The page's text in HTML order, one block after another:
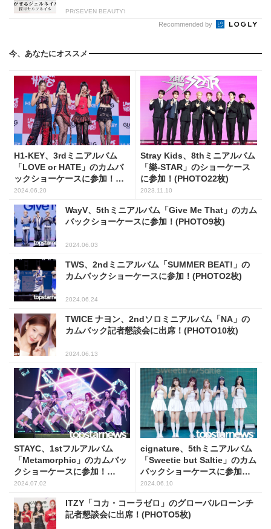
PR(SEVEN BEAUTY)
Recommended by
今、あなたにオススメ
H1-KEY、3rdミニアルバム
「LOVE or HATE」のカムバ
ックショーケースに参加！
(PHOTO7枚)
2024.06.20
Stray Kids、8thミニアルバム
「樂-STAR」のショーケース
に参加！(PHOTO22枚)
2023.11.10
WayV、5thミニアルバム「Give Me That」のカム
バックショーケースに参加！(PHOTO9枚)
2024.06.03
TWS、2ndミニアルバム「SUMMER BEAT!」の
カムバックショーケースに参加！(PHOTO2枚)
2024.06.24
TWICE ナヨン、2ndソロミニアルバム「NA」の
カムバック記者懇談会に出席！(PHOTO10枚)
2024.06.13
STAYC、1stフルアルバム
「Metamorphic」のカムバッ
クショーケースに参加！
(PHOTO15枚)
2024.07.02
cignature、5thミニアルバム
「Sweetie but Saltie」のカム
バックショーケースに参加！
(PHOTO3枚)
2024.06.10
ITZY「コカ・コーラゼロ」のグローバルローンチ
記者懇談会に出席！(PHOTO5枚)